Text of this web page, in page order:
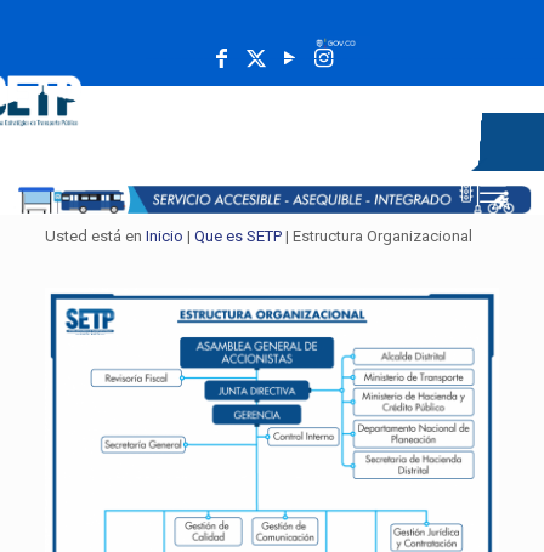
Usted está en Inicio | Que es SETP| Estructura Organizacional